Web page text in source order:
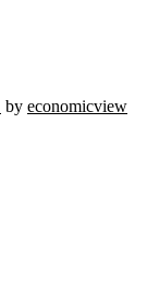
by economicview